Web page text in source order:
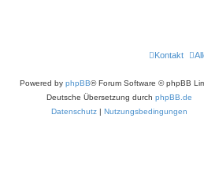
Kontakt
Powered by phpBB® Forum Software © phpBB
Deutsche Übersetzung durch phpBB.de
Datenschutz | Nutzungsbedingungen